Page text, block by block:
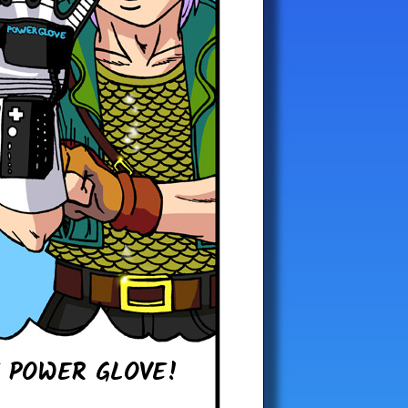
GLOVE!